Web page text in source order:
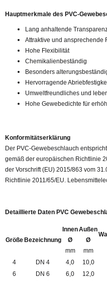
Hauptmerkmale des PVC-
Lang anhaltende
Attraktive und ansprechende
Hohe Flexibilität
Chemikalienbeständig
Besonders
Hervorragende
Umweltfreundliches und
Hohe Gewebedichte für
Konformitätserklärung
Der PVC-Gewebeschlauch
gemäß der europäischen Richtlinie
der Vorschrift (EU) 2015/863 vom
Richtlinie 2011/65/EU.
Detaillierte Daten PVC
GrößeBezeichnung
Innen
Ø
mm
Außen
Ø
mm
4
DN 4 4,0 10,0
6
DN 6 6,0 12,0